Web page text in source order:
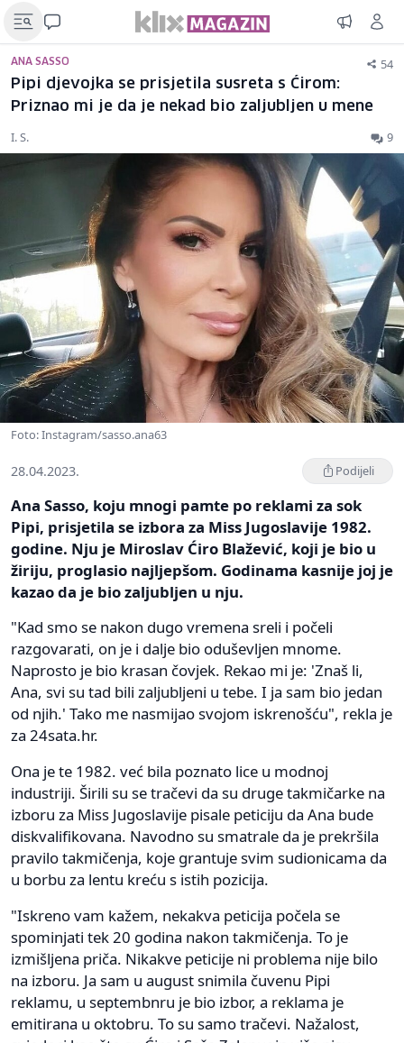
ANA SASSO 54
Pipi djevojka se prisjetila susreta s Ćirom:
Priznao mi je da je nekad bio zaljubljen u mene
I. S. 9
Foto: Instagram/sasso.ana63
28.04.2023. Podijeli
Ana Sasso, koju mnogi pamte po reklami za sok
Pipi, prisjetila se izbora za Miss Jugoslavije 1982.
godine. Nju je Miroslav Ćiro Blažević, koji je bio u
žiriju, proglasio najljepšom. Godinama kasnije joj je
kazao da je bio zaljubljen u nju.
"Kad smo se nakon dugo vremena sreli i počeli
razgovarati, on je i dalje bio oduševljen mnome.
Naprosto je bio krasan čovjek. Rekao mi je: 'Znaš li,
Ana, svi su tad bili zaljubljeni u tebe. I ja sam bio jedan
od njih.' Tako me nasmijao svojom iskrenošću", rekla je
za 24sata.hr.
Ona je te 1982. već bila poznato lice u modnoj
industriji. Širili su se tračevi da su druge takmičarke na
izboru za Miss Jugoslavije pisale peticiju da Ana bude
diskvalifikovana. Navodno su smatrale da je prekršila
pravilo takmičenja, koje grantuje svim sudionicama da
u borbu za lentu kreću s istih pozicija.
"Iskreno vam kažem, nekakva peticija počela se
spominjati tek 20 godina nakon takmičenja. To je
izmišljena priča. Nikakve peticije ni problema nije bilo
na izboru. Ja sam u august snimila čuvenu Pipi
reklamu, u septembnru je bio izbor, a reklama je
emitirana u oktobru. To su samo tračevi. Nažalost,